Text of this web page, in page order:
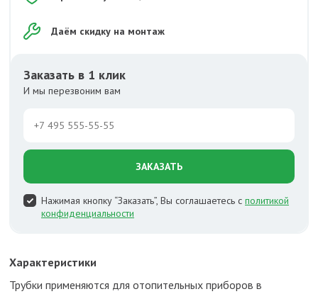
Даём скидку на монтаж
Заказать в 1 клик
И мы перезвоним вам
ЗАКАЗАТЬ
Нажимая кнопку “Заказать”, Вы соглашаетесь с политикой
конфиденциальности
Характеристики
Трубки применяются для отопительных приборов в